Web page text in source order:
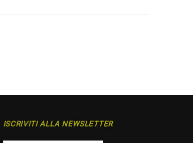
ISCRIVITI ALLA NEWSLETTER